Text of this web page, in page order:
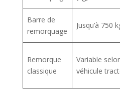
Barre de
remorquage
Jusqu’à 750
Remorque
classique
Variable
véhicule